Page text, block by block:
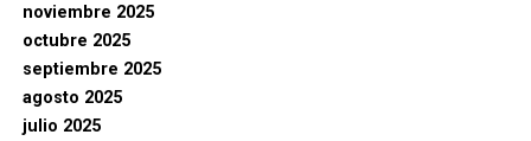
noviembre 2025
octubre 2025
septiembre 2025
agosto 2025
julio 2025